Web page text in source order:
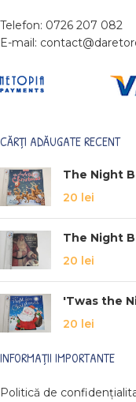
Telefon: 0726 207 082
E-mail:
CĂRȚI ADĂUGATE RECENT
The Night
20 lei
The Night
20 lei
'Twas the
20 lei
INFORMAȚII IMPORTANTE
Politică de